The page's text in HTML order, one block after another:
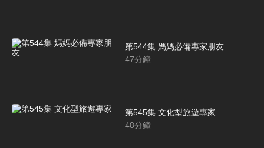
第544集 媽媽必備專家朋友
47分鐘
第545集 文化型旅遊專家
48分鐘